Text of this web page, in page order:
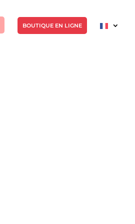
BOUTIQUE EN LIGNE